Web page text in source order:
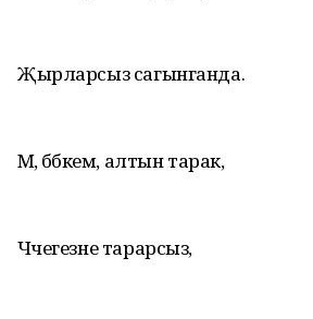
Җырларсыз сагынганда.
Мә, бәбкәем, алтын тарак,
Чәчегезне тарарсыз,